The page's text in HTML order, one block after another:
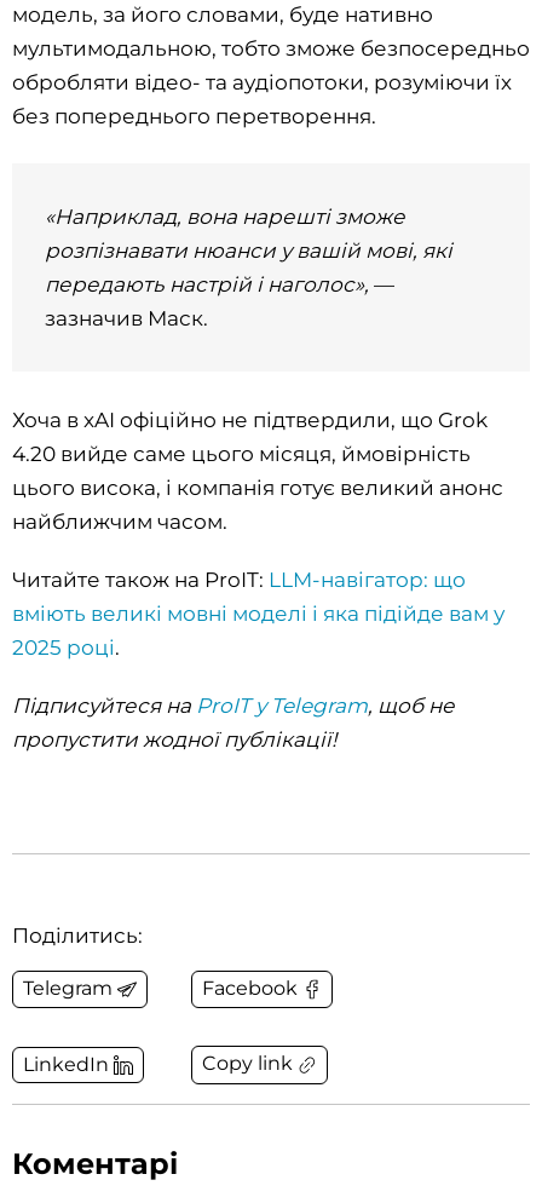
модель, за його словами, буде нативно
мультимодальною, тобто зможе безпосередньо
обробляти відео- та аудіопотоки, розуміючи їх
без попереднього перетворення.
«Наприклад, вона нарешті зможе
розпізнавати нюанси у вашій мові, які
передають настрій і наголос»,—
зазначив Маск.
Хоча в xAI офіційно не підтвердили, що Grok
4.20 вийде саме цього місяця, ймовірність
цього висока, і компанія готує великий анонс
найближчим часом.
Читайте також на ProIT: LLM-навігатор: що
вміють великі мовні моделі і яка підійде вам у
2025 році.
Підписуйтеся на ProIT у Telegram, щоб не
пропустити жодної публікації!
Поділитись:
Telegram Facebook
LinkedIn Copy link
Коментарі